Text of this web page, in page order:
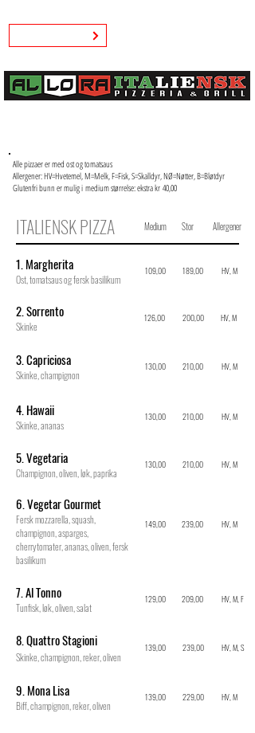
Alle pizzaer er med ost og tomatsaus
Allergener: HV=Hvetemel, M=Melk, F=Fisk, S=Skalldyr, NØ=Nøtter, B=Bløtdyr
Glutenfri bunn er mulig i medium størrelse: ekstra kr 40,00
ITALIENSK PIZZA Medium Stor Allergener
1. Margherita
Ost, tomatsaus og fersk basilikum
109,00 189,00 HV, M
2. Sorrento
Skinke
126,00 200,00 HV, M
3. Capriciosa
Skinke, champignon
130,00 210,00 HV, M
4. Hawaii
Skinke, ananas
130,00 210,00 HV, M
5. Vegetaria
Champignon, oliven, løk, paprika
130,00 210,00 HV, M
6. Vegetar Gourmet
Fersk mozzarella, squash,
champignon, asparges,
cherrytomater, ananas, oliven, fersk
basilikum
149,00 239,00 HV, M
7. Al Tonno
Tunfisk, løk, oliven, salat
129,00 209,00 HV, M, F
8. Quattro Stagioni
Skinke, champignon, reker, oliven
139,00 239,00 HV, M, S
9. Mona Lisa
Biff, champignon, reker, oliven
139,00 229,00 HV, M